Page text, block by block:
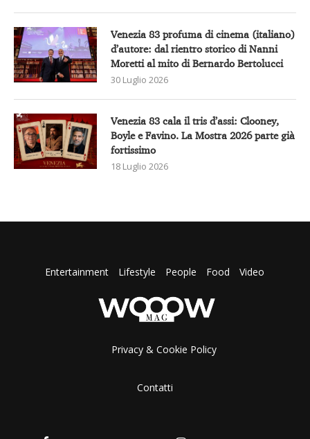
Venezia 83 profuma di cinema (italiano)
d’autore: dal rientro storico di Nanni
Moretti al mito di Bernardo Bertolucci
30 Luglio 2026
Venezia 83 cala il tris d’assi: Clooney,
Boyle e Favino. La Mostra 2026 parte già
fortissimo
18 Luglio 2026
Entertainment Lifestyle People Food Video
Privacy & Cookie Policy
Contatti